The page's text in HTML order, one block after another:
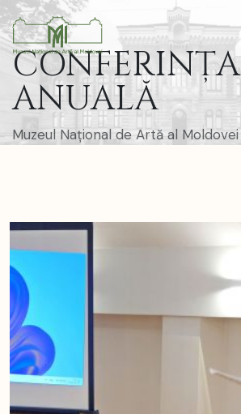
CONFERINȚA
ANUALĂ
Muzeul Național de Artă al Moldovei